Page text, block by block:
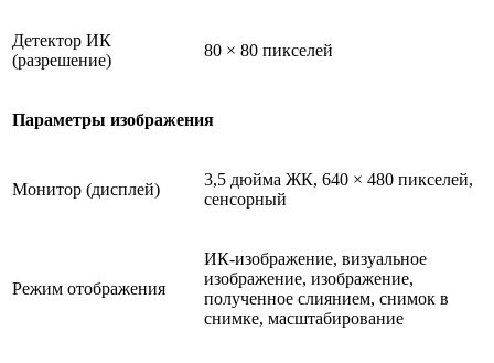
Детектор ИК
(разрешение)
80 × 80 пикселей
Параметры изображения
Монитор (дисплей)
3,5 дюйма ЖК, 640 × 480 пикселей,
сенсорный
Режим отображения
ИК-изображение, визуальное
изображение, изображение,
полученное слиянием, снимок в
снимке, масштабирование